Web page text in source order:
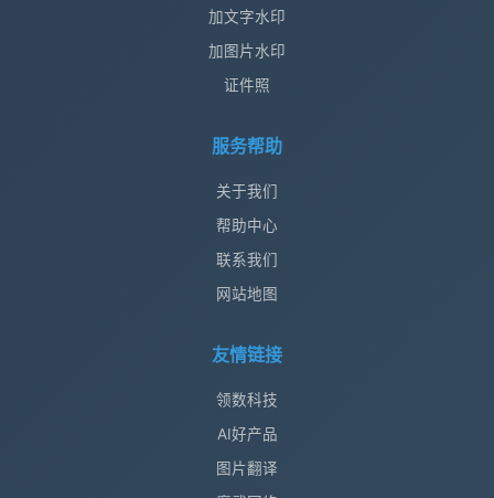
加文字水印
加图片水印
证件照
服务帮助
关于我们
帮助中心
联系我们
网站地图
友情链接
领数科技
AI好产品
图片翻译